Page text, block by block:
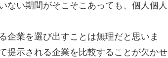
ない期間がそこそこあっても、個人個人
企業を選び出すことは無理だと思いま
提示される企業を比較することが欠かせ